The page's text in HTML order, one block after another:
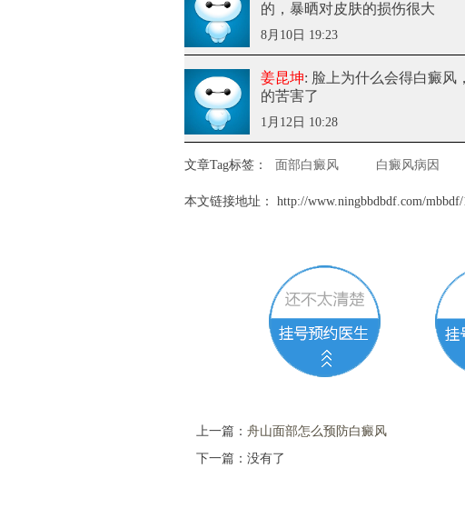
的，暴晒对皮肤的损伤很大
8月10日 19:23
姜昆坤: 脸上为什么会得白癜风
的苦害了
1月12日 10:28
文章Tag标签： 面部白癜风 白癜风病因
本文链接地址： http://www.ningbbdbdf.com/
上一篇： 舟山面部怎么预防白癜风
下一篇：没有了